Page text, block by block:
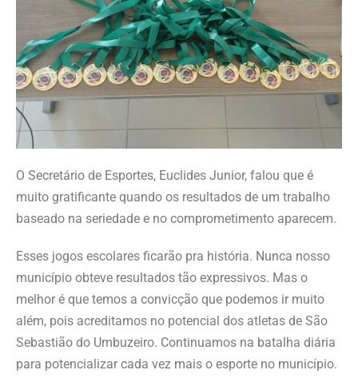
O Secretário de Esportes, Euclides Junior, falou que é
muito gratificante quando os resultados de um trabalho
baseado na seriedade e no comprometimento aparecem.
Esses jogos escolares ficarão pra história. Nunca nosso
município obteve resultados tão expressivos. Mas o
melhor é que temos a convicção que podemos ir muito
além, pois acreditamos no potencial dos atletas de São
Sebastião do Umbuzeiro. Continuamos na batalha diária
para potencializar cada vez mais o esporte no município.